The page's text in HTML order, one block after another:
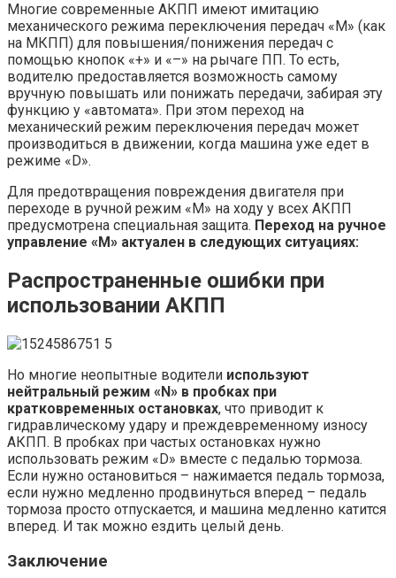
Многие современные АКПП имеют имитацию
механического режима переключения передач «M» (как
на МКПП) для повышения/понижения передач с
помощью кнопок «+» и «–» на рычаге ПП. То есть,
водителю предоставляется возможность самому
вручную повышать или понижать передачи, забирая эту
функцию у «автомата». При этом переход на
механический режим переключения передач может
производиться в движении, когда машина уже едет в
режиме «D».
Для предотвращения повреждения двигателя при
переходе в ручной режим «M» на ходу у всех АКПП
предусмотрена специальная защита. Переход на ручное
управление «M» актуален в следующих ситуациях:
Распространенные ошибки при
использовании АКПП
Но многие неопытные водители используют
нейтральный режим «N» в пробках при
кратковременных остановках, что приводит к
гидравлическому удару и преждевременному износу
АКПП. В пробках при частых остановках нужно
использовать режим «D» вместе с педалью тормоза.
Если нужно остановиться – нажимается педаль тормоза,
если нужно медленно продвинуться вперед – педаль
тормоза просто отпускается, и машина медленно катится
вперед. И так можно ездить целый день.
Заключение